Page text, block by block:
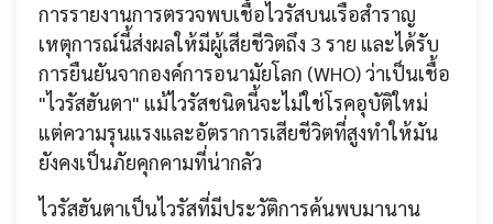
การรายงานการตรวจพบเชื้อไวรัสบนเรือสำราญ
เหตุการณ์นี้ส่งผลให้มีผู้เสียชีวิตถึง 3 ราย และได้รับ
การยืนยันจากองค์การอนามัยโลก (WHO) ว่าเป็นเชื้อ
"ไวรัสฮันตา" แม้ไวรัสชนิดนี้จะไม่ใช่โรคอุบัติใหม่
แต่ความรุนแรงและอัตราการเสียชีวิตที่สูงทำให้มัน
ยังคงเป็นภัยคุกคามที่น่ากลัว
ไวรัสฮันตาเป็นไวรัสที่มีประวัติการค้นพบมานาน